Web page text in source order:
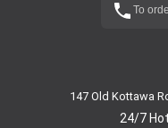
To
147 Old Kottawa
24/7